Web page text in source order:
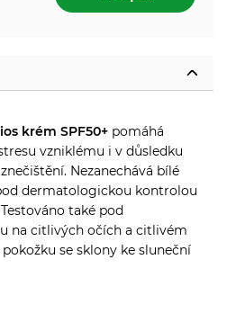
krém SPF50+ pomáhá
vzniklému i v důsledku
Nezanechává bílé
dermatologickou kontrolou
také pod
na citlivých očích a citlivém
se sklony ke sluneční